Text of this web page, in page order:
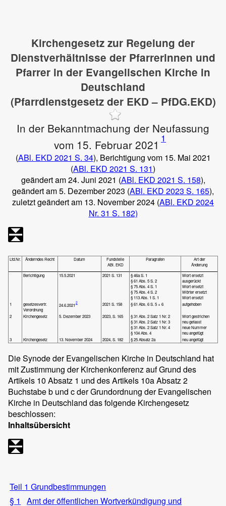
Kirchengesetz zur Regelung der
Dienstverhältnisse der Pfarrerinnen und
Pfarrer in der Evangelischen Kirche in
Deutschland
(Pfarrdienstgesetz der EKD – PfDG.EKD)
In der Bekanntmachung der Neufassung
vom 15. Februar 2021 1
(ABl. EKD 2021 S. 34), Berichtigung vom 15. Mai 2021
(ABl. EKD 2021 S. 131)
geändert am 24. Juni 2021 (ABl. EKD 2021 S. 158),
geändert am 5. Dezember 2023 (ABl. EKD 2023 S. 165),
zuletzt geändert am 13. November 2024 (ABl. EKD 2024
Nr. 31 S. 182)
Lfd.Nr. Änderndes Recht Datum
Fundstelle
ABl. EKD
Paragrafen
Art der
Änderung
Berichtigung
15.5.2021 2021 S. 131
§ 46a S. 1
§ 61 Abs. 5 S. 2
§ 75 Abs. 4 S. 1
§ 75 Abs. 4 S. 2
§ 113 Abs. 1 S. 1
Wort ersetzt
ausgerückt
Wort ersetzt
Wörter ersetzt
Wort ersetzt
1
gesetzesvertr.
Verordnung
24.6.2021
2 2021 S. 158 § 61 Abs. 6 S. 5 + 6 aufgehoben
2 Kirchengesetz 5. Dezember 2023 2023, S. 165
§ 31 Abs. 2 Satz 1 Nr. 2
§ 31 Abs. 2 Satz 1 Nr. 3
§ 31 Abs. 2 Satz 1 Nr. 4
§ 104 Abs. 4
Wort gestrichen
neu gefasst
neue Nummer
neu angefügt
3
Kirchengesetz 13. November 2024 2024, S. 182 § 25 Absatz 2a neu angefügt
Die Synode der Evangelischen Kirche in Deutschland hat
mit Zustimmung der Kirchenkonferenz auf Grund des
Artikels 10 Absatz 1 und des Artikels 10a Absatz 2
Buchstabe b und c der Grundordnung der Evangelischen
Kirche in Deutschland das folgende Kirchengesetz
beschlossen:
Inhaltsübersicht
Teil 1 Grundbestimmungen
§ 1
Amt der öffentlichen Wortverkündigung und